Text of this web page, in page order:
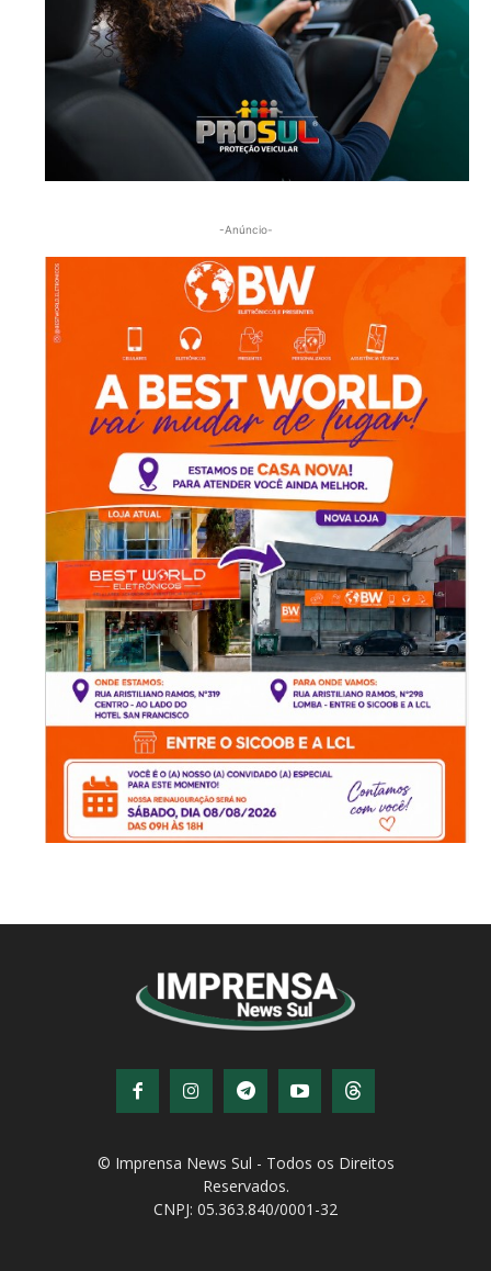
-Anúncio-
CNPJ: 05.363.840/0001-32
© Copyright - Todos os direitos reservados!
Desenvolvido por QiNetcom Agência Digital